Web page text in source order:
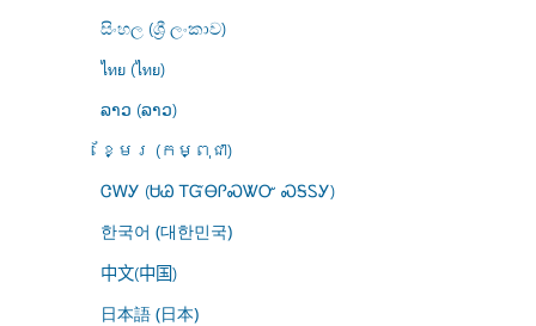
සිංහල (ශ්‍රී ලංකාව)
ไทย (ไทย)
ລາວ (ລາວ)
ខ្មែរ (កម្ពុជា)
ᏣᎳᎩ (ᏌᏊ ᎢᏳᎾᎵᏍᏔᏅ ᏍᎦᏚᎩ)
한국어 (대한민국)
中文(中国)
日本語 (日本)